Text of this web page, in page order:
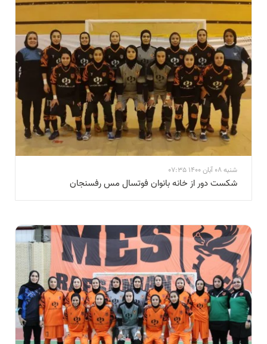
شنبه 08 آبان 1400 07:35
شکست دور از خانه بانوان فوتسال مس رفسنجان